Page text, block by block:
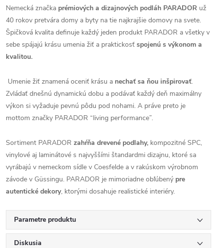
Nemecká značka prémiových a dizajnových podláh PARADOR už
40 rokov pretvára domy a byty na tie najkrajšie domovy na svete.
Špičková kvalita definuje každý jeden produkt PARADOR a všetky v
sebe spájajú krásu umenia žiť a praktickosť spojenú s výkonom a
kvalitou.
Umenie žiť znamená oceniť krásu a nechať sa ňou inšpirovať.
Zvládať dnešnú dynamickú dobu a podávať každý deň maximálny
výkon si vyžaduje pevnú pôdu pod nohami. A práve preto je
mottom značky PARADOR “living performance”.
Sortiment PARADOR zahŕňa drevené podlahy, kompozitné SPC,
vinylové aj laminátové s najvyššími štandardmi dizajnu, ktoré sa
vyrábajú v nemeckom sídle v Coesfelde a v rakúskom výrobnom
závode v Güssingu. PARADOR je mimoriadne obľúbený pre
autentické dekory, ktorými dosahuje realistické interiéry.
Parametre produktu
Diskusia